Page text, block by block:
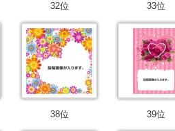
32位 33位
38位 39位